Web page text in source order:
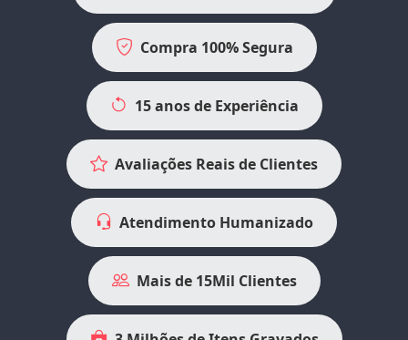
Compra 100% Segura
15 anos de Experiência
Avaliações Reais de Clientes
Atendimento Humanizado
Mais de 15Mil Clientes